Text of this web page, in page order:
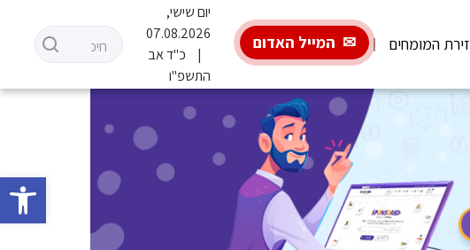
פתח
זירת המומחים המייל האדום
יום שישי,
07.08.2026
כ"ד אב
התשפ"ו